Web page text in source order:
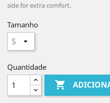
side for extra comfort.
Tamanho
Quantidade
